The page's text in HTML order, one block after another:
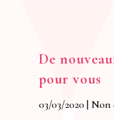
De
pour vous
03/03/2020| Non